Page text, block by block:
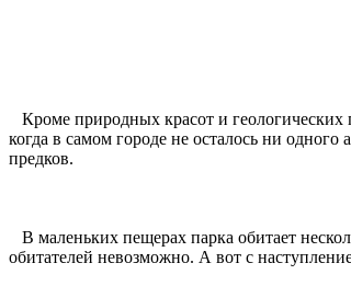
Кроме природных красот и геологических
когда в самом городе не осталось ни одного
предков.
В маленьких пещерах парка обитает
обитателей невозможно. А вот с